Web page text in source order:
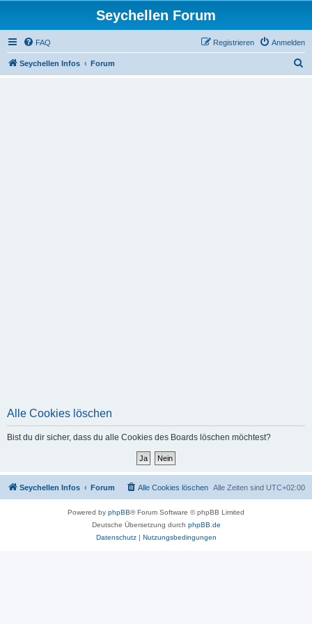
Seychellen Forum
FAQ Anmelden
Registrieren
Seychellen Infos Forum
Alle Cookies löschen
Bist du dir sicher, dass du alle Cookies des Boards löschen möchtest?
Seychellen Infos Forum Alle Zeiten sind UTC+02:00
Alle Cookies löschen
Powered by phpBB® Forum Software © phpBB Limited
Deutsche Übersetzung durch phpBB.de
Datenschutz| Nutzungsbedingungen